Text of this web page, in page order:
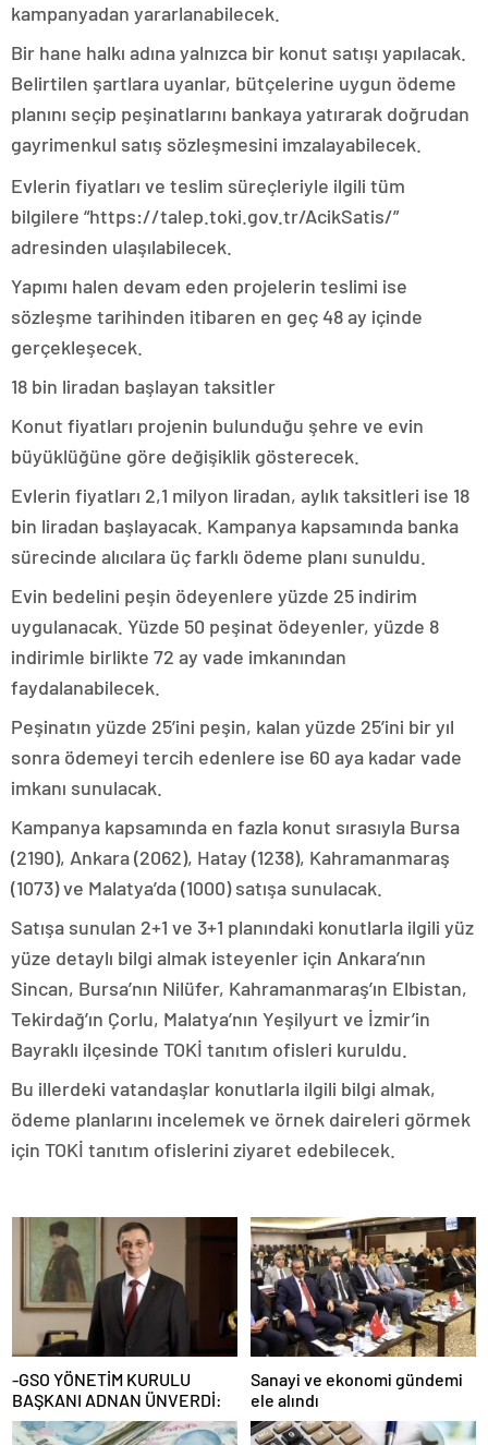
kampanyadan yararlanabilecek.
Bir hane halkı adına yalnızca bir konut satışı yapılacak.
Belirtilen şartlara uyanlar, bütçelerine uygun ödeme
planını seçip peşinatlarını bankaya yatırarak doğrudan
gayrimenkul satış sözleşmesini imzalayabilecek.
Evlerin fiyatları ve teslim süreçleriyle ilgili tüm
bilgilere “https://talep.toki.gov.tr/AcikSatis/”
adresinden ulaşılabilecek.
Yapımı halen devam eden projelerin teslimi ise
sözleşme tarihinden itibaren en geç 48 ay içinde
gerçekleşecek.
18 bin liradan başlayan taksitler
Konut fiyatları projenin bulunduğu şehre ve evin
büyüklüğüne göre değişiklik gösterecek.
Evlerin fiyatları 2,1 milyon liradan, aylık taksitleri ise 18
bin liradan başlayacak. Kampanya kapsamında banka
sürecinde alıcılara üç farklı ödeme planı sunuldu.
Evin bedelini peşin ödeyenlere yüzde 25 indirim
uygulanacak. Yüzde 50 peşinat ödeyenler, yüzde 8
indirimle birlikte 72 ay vade imkanından
faydalanabilecek.
Peşinatın yüzde 25’ini peşin, kalan yüzde 25’ini bir yıl
sonra ödemeyi tercih edenlere ise 60 aya kadar vade
imkanı sunulacak.
Kampanya kapsamında en fazla konut sırasıyla Bursa
(2190), Ankara (2062), Hatay (1238), Kahramanmaraş
(1073) ve Malatya’da (1000) satışa sunulacak.
Satışa sunulan 2+1 ve 3+1 planındaki konutlarla ilgili yüz
yüze detaylı bilgi almak isteyenler için Ankara’nın
Sincan, Bursa’nın Nilüfer, Kahramanmaraş’ın Elbistan,
Tekirdağ’ın Çorlu, Malatya’nın Yeşilyurt ve İzmir’in
Bayraklı ilçesinde TOKİ tanıtım ofisleri kuruldu.
Bu illerdeki vatandaşlar konutlarla ilgili bilgi almak,
ödeme planlarını incelemek ve örnek daireleri görmek
için TOKİ tanıtım ofislerini ziyaret edebilecek.
-GSO YÖNETİM KURULU
BAŞKANI ADNAN ÜNVERDİ:
Sanayi ve ekonomi gündemi
ele alındı